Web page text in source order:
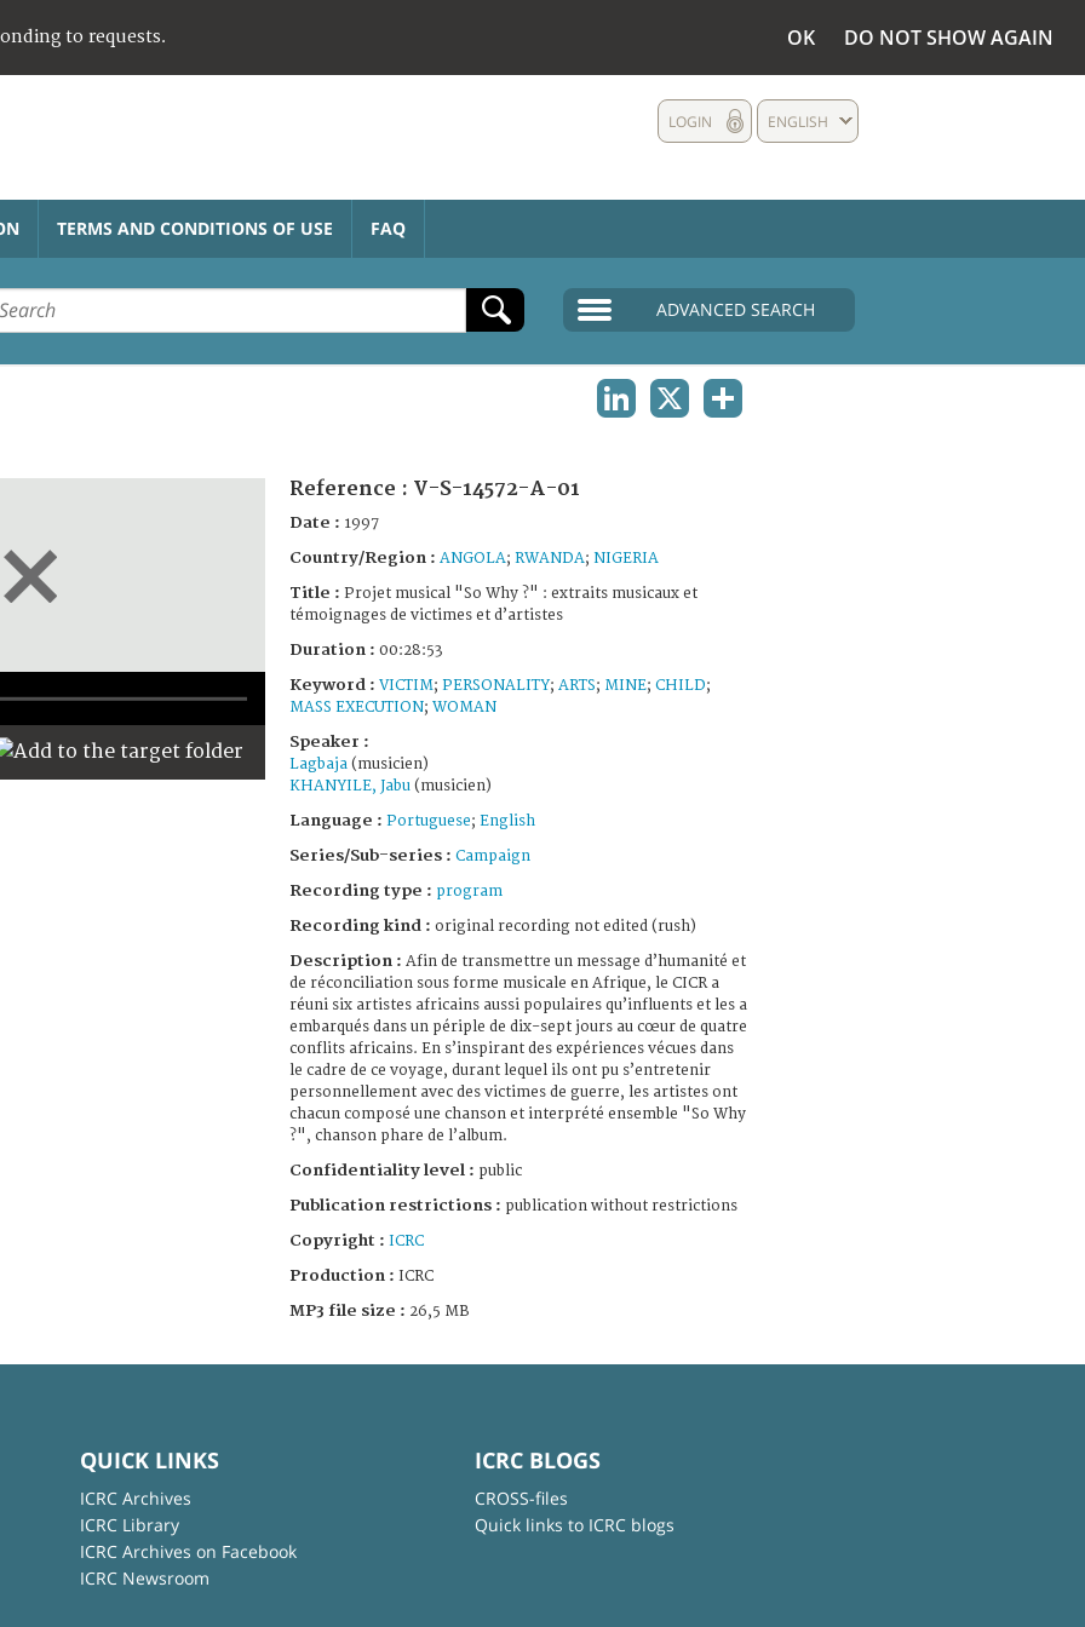
to requests. OK DO NOT SHOW AGAIN
ENGLISH
LOGIN
TERMS AND CONDITIONS OF USE FAQ
ADVANCED SEARCH
Reference : V-S-14572-A-01
Date : 1997
Country/Region : ANGOLA; RWANDA; NIGERIA
Title : Projet musical "So Why ?" : extraits musicaux et
témoignages de victimes et d’artistes
Duration : 00:28:53
Keyword : VICTIM; PERSONALITY; ARTS; MINE; CHILD;
MASS EXECUTION; WOMAN
Speaker :
Lagbaja (musicien)
KHANYILE, Jabu (musicien)
Language : Portuguese; English
Series/Sub-series : Campaign
Recording type : program
Recording kind : original recording not edited (rush)
Description : Afin de transmettre un message d’humanité et
de réconciliation sous forme musicale en Afrique, le CICR a
réuni six artistes africains aussi populaires qu’influents et les a
embarqués dans un périple de dix-sept jours au cœur de quatre
conflits africains. En s’inspirant des expériences vécues dans
le cadre de ce voyage, durant lequel ils ont pu s’entretenir
personnellement avec des victimes de guerre, les artistes ont
chacun composé une chanson et interprété ensemble "So Why
?", chanson phare de l’album.
Confidentiality level : public
Publication restrictions : publication without restrictions
Copyright : ICRC
Production : ICRC
MP3 file size : 26,5 MB
QUICK LINKS
ICRC Archives
ICRC Library
ICRC Archives on Facebook
ICRC Newsroom
ICRC BLOGS
CROSS-files
Quick links to ICRC blogs